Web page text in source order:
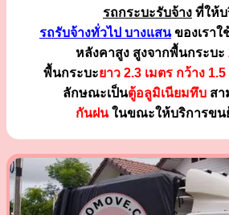
รถกระบะรับจ้าง ที่ให้บ
รถรับจ้างทั่วไป บางแสนของเราใ
หลังคาสูง สูงจากพื้นกระบะ
พื้นกระบะยาว 2.3 เมตร กว้าง
ลักษณะเป็นตู้อลูมิเนียมทึบ สา
กันฝนในขณะให้บริการขน